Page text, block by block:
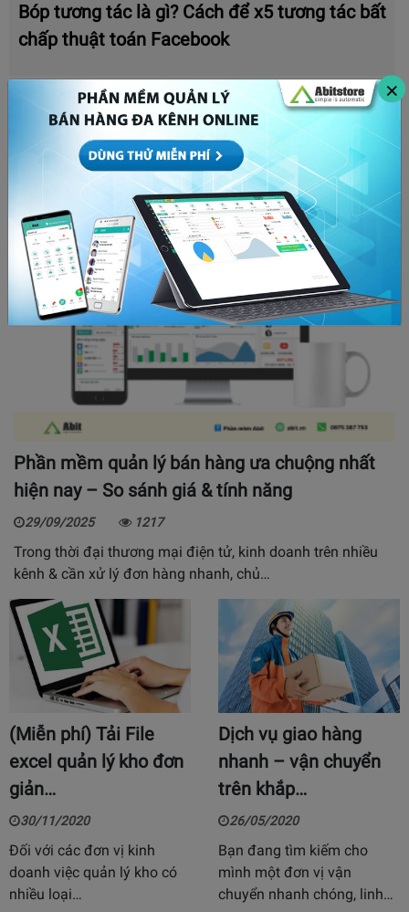
×
Bóp tương tác là gì? Cách để x5 tương tác bất
chấp thuật toán Facebook
MARKETING
Phần mềm quản lý bán hàng ưa chuộng nhất
hiện nay – So sánh giá & tính năng
29/09/2025 1217
Trong thời đại thương mại điện tử, kinh doanh trên nhiều
kênh & cần xử lý đơn hàng nhanh, chủ…
(Miễn phí) Tải File
excel quản lý kho đơn
giản…
30/11/2020
Đối với các đơn vị kinh
doanh việc quản lý kho có
nhiều loại…
Dịch vụ giao hàng
nhanh – vận chuyển
trên khắp…
26/05/2020
Bạn đang tìm kiếm cho
mình một đơn vị vận
chuyển nhanh chóng, linh…